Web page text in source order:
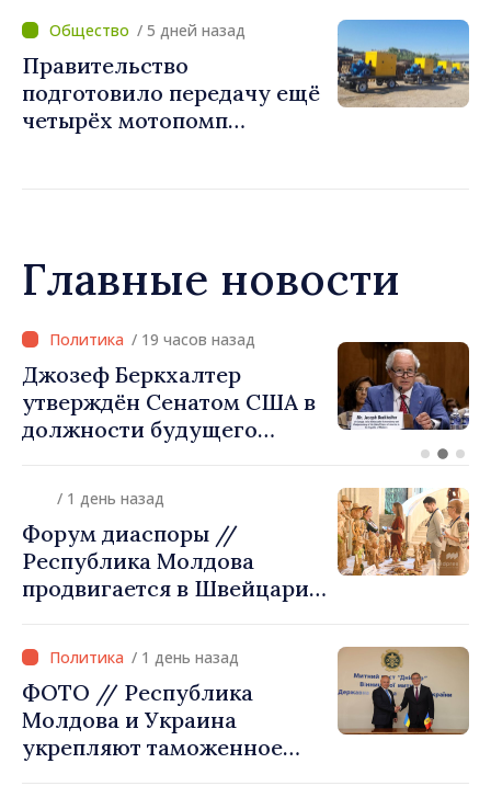
поднимется до 36°C
/ 5 дней назад
Правительство
подготовило передачу ещё
четырёх мотопомп
Главные новости
/ 19 часов назад
Форум диаспоры // «Семь
чудес Молдовы» – проект,
который стремится
происхождения
/ 1 день назад
Форум диаспоры //
Республика Молдова
продвигается в Швейцарии
и экспорт
/ 1 день назад
ФОТО // Республика
Молдова и Украина
укрепляют таможенное